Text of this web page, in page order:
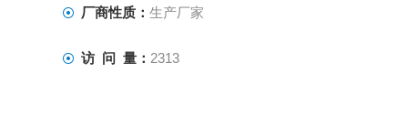
厂商性质： 生产厂家
访 问 量： 2313